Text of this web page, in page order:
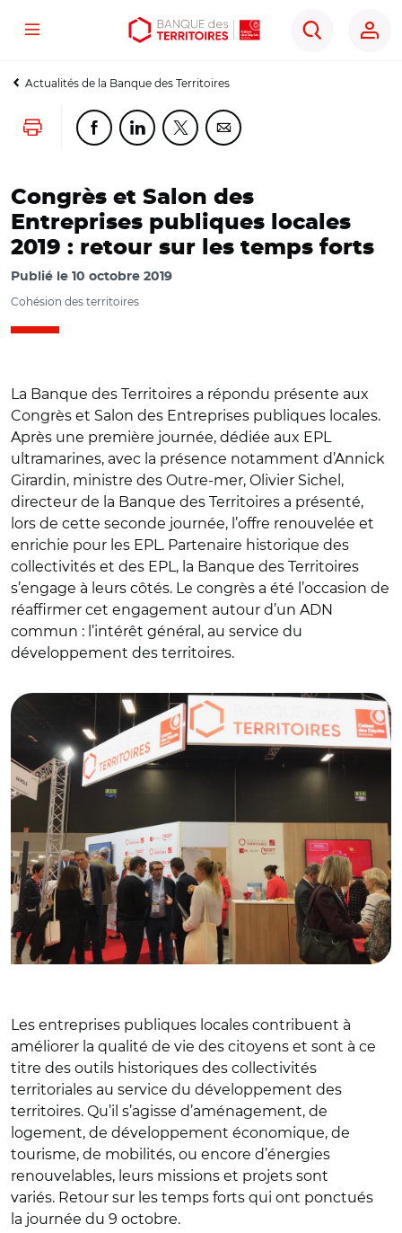
Aller
contenu
Aller
menu
Ouvrir
outils
Menu
Rechercher
Actualités de la Banque des Territoires
Lancer l'impressionPartager cette page sur Facebook
Partager cette page sur Linkedin
Partager cette page sur Twitter
Partager cette page sur
Congrès et Salon des
Entreprises publiques locales
2019 : retour sur les temps forts
Publié le 10 octobre 2019
Cohésion des territoires
La Banque des Territoires a répondu présente aux
Congrès et Salon des Entreprises publiques locales.
Après une première journée, dédiée aux EPL
ultramarines, avec la présence notamment d’Annick
Girardin, ministre des Outre-mer, Olivier Sichel,
directeur de la Banque des Territoires a présenté,
lors de cette seconde journée, l’offre renouvelée et
enrichie pour les EPL. Partenaire historique des
collectivités et des EPL, la Banque des Territoires
s’engage à leurs côtés. Le congrès a été l’occasion de
réaffirmer cet engagement autour d’un ADN
commun : l’intérêt général, au service du
développement des territoires.
Les entreprises publiques locales contribuent à
améliorer la qualité de vie des citoyens et sont à ce
titre des outils historiques des collectivités
territoriales au service du développement des
territoires. Qu’il s’agisse d’aménagement, de
logement, de développement économique, de
tourisme, de mobilités, ou encore d’énergies
renouvelables, leurs missions et projets sont
variés. Retour sur les temps forts qui ont ponctués
la journée du 9 octobre.